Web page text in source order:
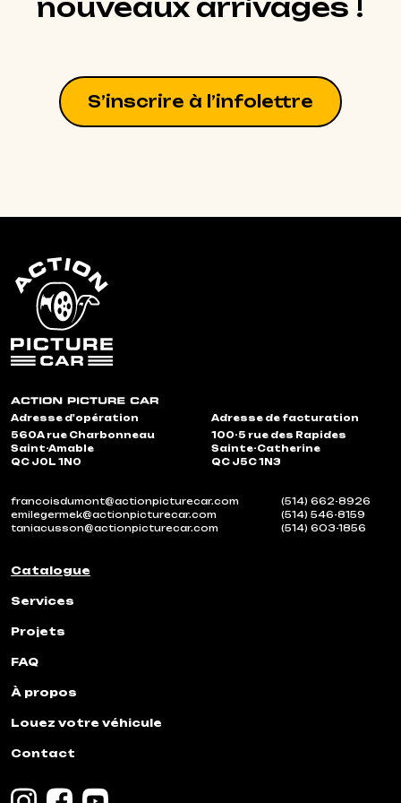
nouveaux arrivages !
S’inscrire à l’infolettre
Adresse d'opération
560A rue Charbonneau
Saint-Amable
QC J0L 1N0
Adresse de facturation
100-5 rue des Rapides
Sainte-Catherine
QC J5C 1N3
francoisdumont@actionpicturecar.com
(514) 662-8926
emilegermek@actionpicturecar.com
(514) 546-8159
taniacusson@actionpicturecar.com
(514) 603-1856
Catalogue
Services
Projets
FAQ
À propos
Louez votre véhicule
Contact